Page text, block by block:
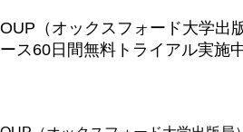
OUP（オックスフォード大学出
ース60日間無料トライアル実施